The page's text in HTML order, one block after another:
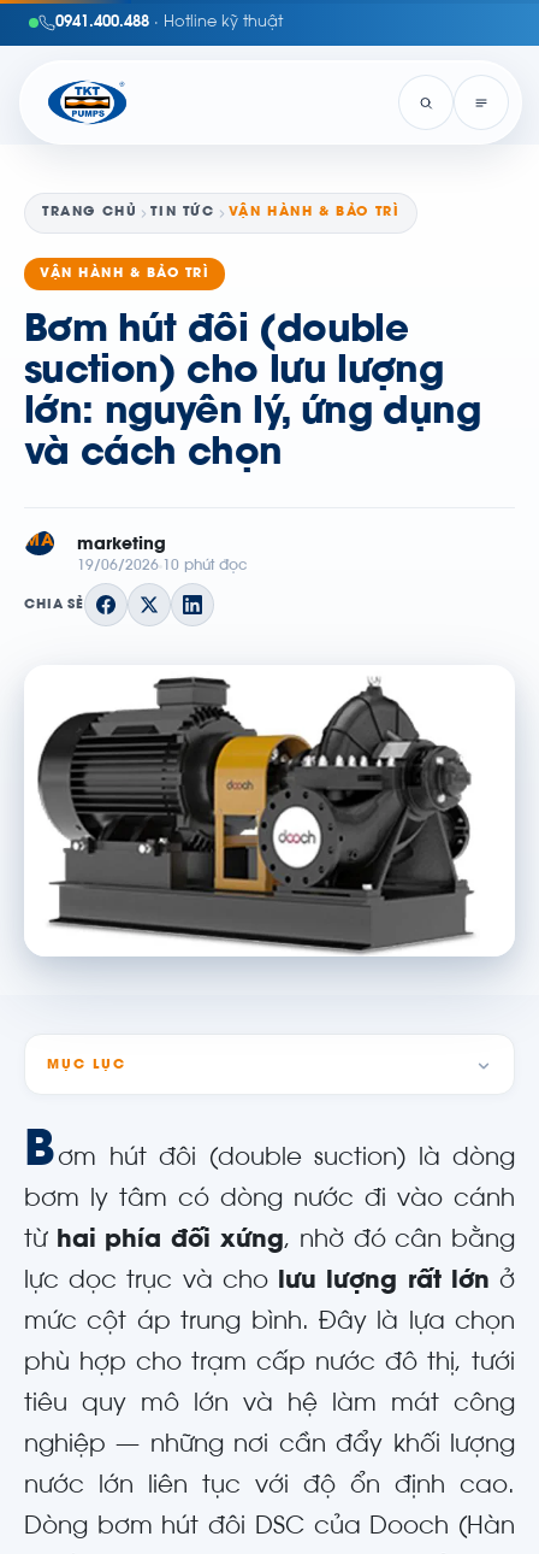
0941.400.488 · Hotline kỹ thuật
TRANG CHỦ TIN TỨC VẬN HÀNH & BẢO TRÌ
VẬN HÀNH & BẢO TRÌ
Bơm hút đôi (double
suction) cho lưu lượng
lớn: nguyên lý, ứng dụng
và cách chọn
MA marketing
19/06/2026 10 phút đọc
CHIA SẺ
MỤC LỤC
Bơm hút đôi (double suction) là dòng
bơm ly tâm có dòng nước đi vào cánh
từ hai phía đối xứng, nhờ đó cân bằng
lực dọc trục và cho lưu lượng rất lớn ở
mức cột áp trung bình. Đây là lựa chọn
phù hợp cho trạm cấp nước đô thị, tưới
tiêu quy mô lớn và hệ làm mát công
nghiệp — những nơi cần đẩy khối lượng
nước lớn liên tục với độ ổn định cao.
Dòng bơm hút đôi DSC của Dooch (Hàn